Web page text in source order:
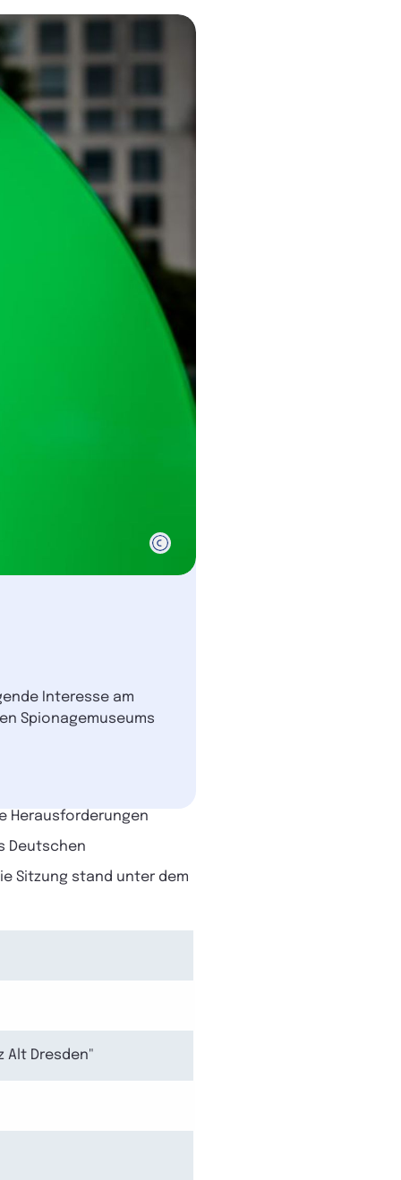
Interesse am
Spionagemuseums
Herausforderungen
Deutschen
Sitzung stand unter dem
Alt Dresden"